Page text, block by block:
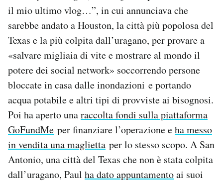
il mio ultimo vlog…”, in cui annunciava che
sarebbe andato a Houston, la città più popolosa del
Texas e la più colpita dall’uragano, per provare a
«salvare migliaia di vite e mostrare al mondo il
potere dei social network» soccorrendo persone
bloccate in casa dalle inondazioni e portando
acqua potabile e altri tipi di provviste ai bisognosi.
Poi ha aperto unaraccolta fondi sulla piattaforma
GoFundMe per finanziare l’operazione eha messo
in vendita una maglietta per lo stesso scopo. A San
Antonio, una città del Texas che non è stata colpita
dall’uragano, Paul ha dato appuntamentoai suoi